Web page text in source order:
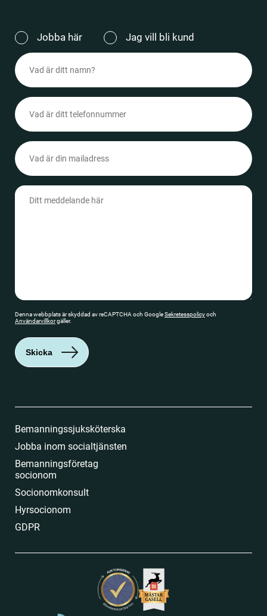
Jag
vill
(Obligatoriskt)
Jobba här Jag vill bli kund
Namn
(Obligatoriskt)
Telefonnummer
(Obligatoriskt)
Epost
(Obligatoriskt)
Meddelande
(Obligatoriskt)
Denna webbplats är skyddad av reCAPTCHA och GoogleSekretesspolicyoch
Användarvillkorgäller.
Skicka
Bemanningssjuksköterska
Jobba inom socialtjänsten
Bemanningsföretag
socionom
Socionomkonsult
Hyrsocionom
GDPR